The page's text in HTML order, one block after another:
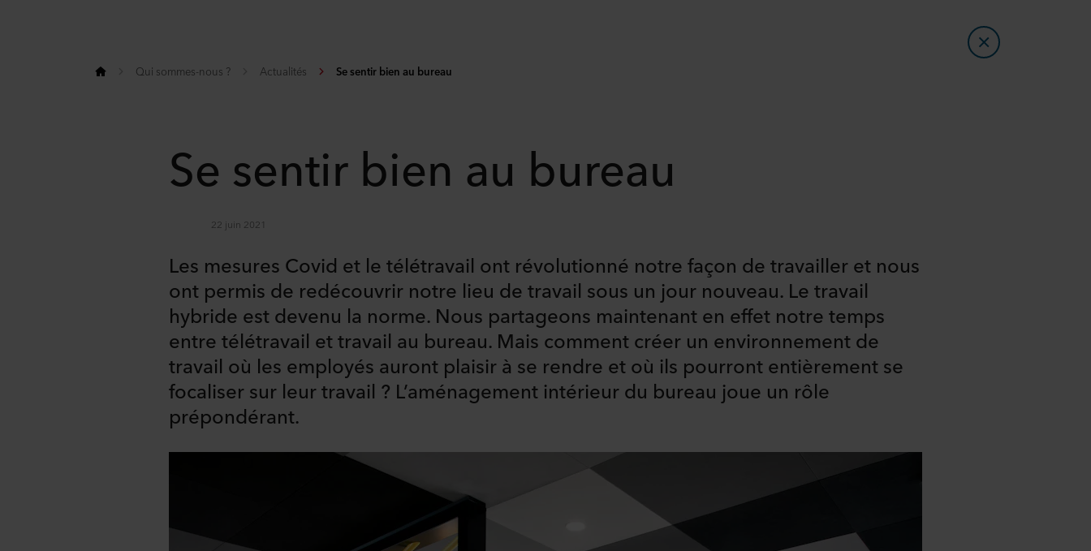
Qui sommes-nous ? Actualités Se sentir bien au bureau
Se sentir bien au bureau
22 juin 2021
Les mesures Covid et le télétravail ont révolutionné notre façon de travailler et nous
ont permis de redécouvrir notre lieu de travail sous un jour nouveau. Le travail
hybride est devenu la norme. Nous partageons maintenant en effet notre temps
entre télétravail et travail au bureau. Mais comment créer un environnement de
travail où les employés auront plaisir à se rendre et où ils pourront entièrement se
focaliser sur leur travail ? L’aménagement intérieur du bureau joue un rôle
prépondérant.